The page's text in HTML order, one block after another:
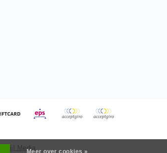
InStijl Media
Meer over cookies »